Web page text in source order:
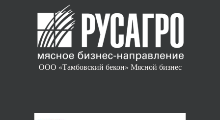
ООО «Тамбовский бекон» Мясной бизнес